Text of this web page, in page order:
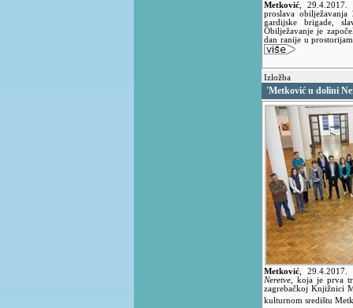
Metković ,29.4.2017.
proslava
gardijske brigade,
Obilježavanje je
dan ranije u
Izložba
'Metković u dolini
Metković ,29.4.2017.
Neretve , koja je prva
zagrebačkoj Knjižnici
kulturnom središtu